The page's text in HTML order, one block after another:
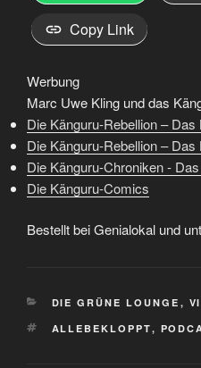
Copy Link
Werbung
Marc Uwe Kling und das
Die Känguru-Rebellion – Das
Die Känguru-Rebellion – Das
Die Känguru-Chroniken -
Die Känguru-Comics
Bestellt bei Genialokal und
KATEGORIEN
DIE GRÜNE LOUNGE ,
SCHLAGWÖRTER
ALLEBEKLOPPT,